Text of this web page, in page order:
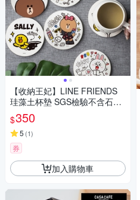
【收納王妃】LINE FRIENDS
珪藻土杯墊 SGS檢驗不含石綿
熊大/兔兔/莎莉 (2入/組)
$350
5 (1)
券
加入購物車